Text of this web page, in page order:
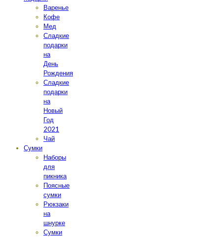
Варенье
Кофе
Мед
Сладкие
подарки
на
День
Рождения
Сладкие
подарки
на
Новый
Год
2021
Чай
Сумки
Наборы
для
пикника
Поясные
сумки
Рюкзаки
на
шнурке
Сумки